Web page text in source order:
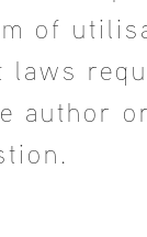
of
laws
author